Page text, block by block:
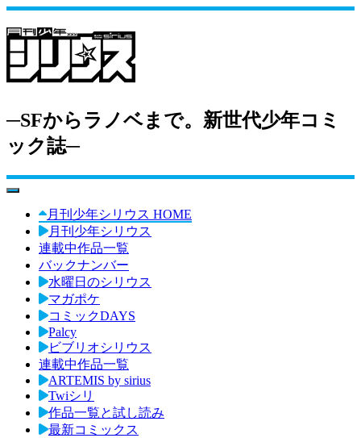
─SFからラノベまで。新世代少年コミ
ック誌─
toggle navigation
月刊少年シリウス HOME
月刊少年シリウス
連載中作品一覧
バックナンバー
水曜日のシリウス
マガポケ
コミックDAYS
Palcy
ビブリオシリウス
連載中作品一覧
ARTEMIS by sirius
Twiシリ
作品一覧と試し読み
最新コミックス